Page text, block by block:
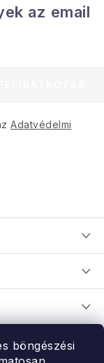
böngészési
az email
Adatvédelmi